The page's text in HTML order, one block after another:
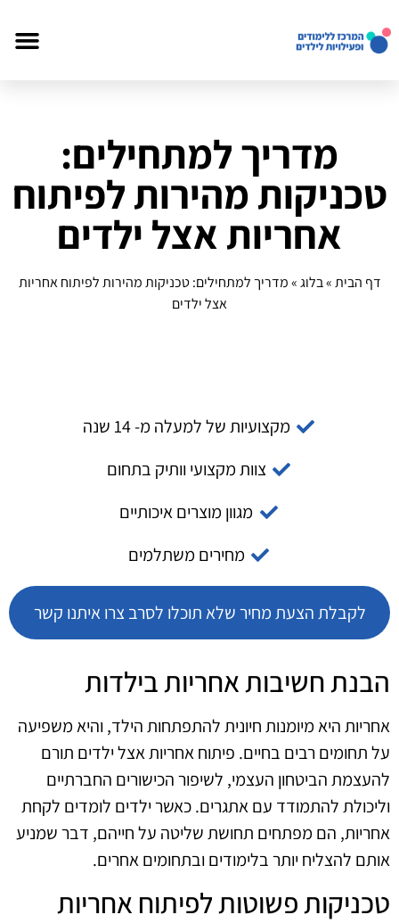
מדריך למתחילים:
טכניקות מהירות לפיתוח
אחריות אצל ילדים
דף הבית»בלוג»מדריך למתחילים: טכניקות מהירות לפיתוח אחריות
אצל ילדים
מקצועיות של למעלה מ- 14 שנה
צוות מקצועי וותיק בתחום
מגוון מוצרים איכותיים
מחירים משתלמים
לקבלת הצעת מחיר שלא תוכלו לסרב צרו איתנו קשר
הבנת חשיבות אחריות בילדות
אחריות היא מיומנות חיונית להתפתחות הילד, והיא משפיעה
על תחומים רבים בחיים. פיתוח אחריות אצל ילדים תורם
להעצמת הביטחון העצמי, לשיפור הכישורים החברתיים
וליכולת להתמודד עם אתגרים. כאשר ילדים לומדים לקחת
אחריות, הם מפתחים תחושת שליטה על חייהם, דבר שמניע
אותם להצליח יותר בלימודים ובתחומים אחרים.
טכניקות פשוטות לפיתוח אחריות